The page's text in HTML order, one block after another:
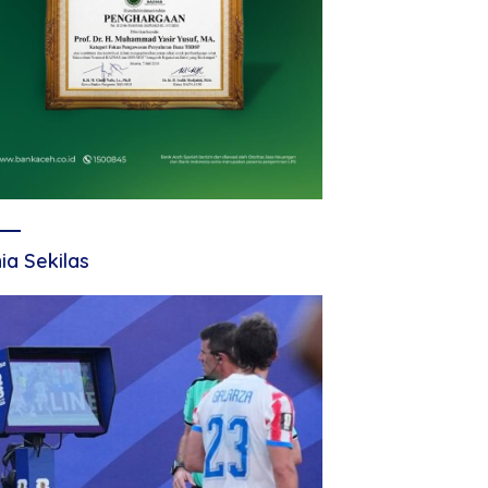
Sekilas